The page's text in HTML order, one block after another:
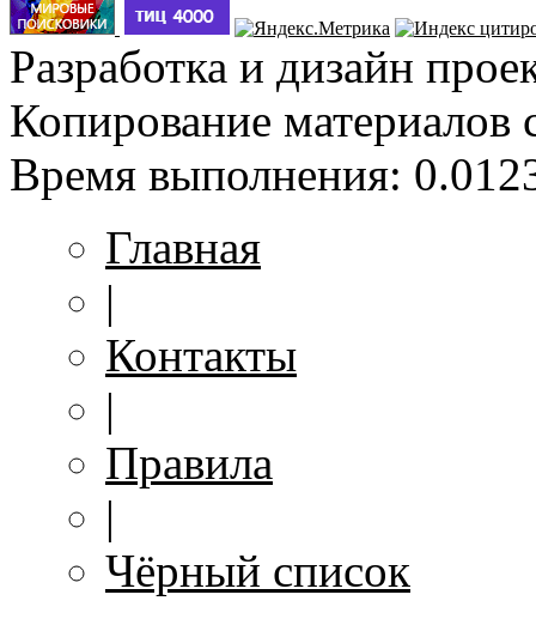
Разработка и дизайн
Копирование материалов
Время выполнения:
Главная
|
Контакты
|
Правила
|
Чёрный список